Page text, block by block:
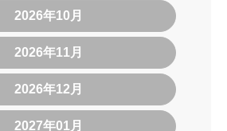
2026年10月
2026年11月
2026年12月
2027年01月